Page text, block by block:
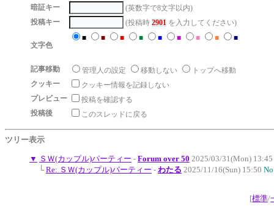
暗証キー
(英数字で8文字以内)
投稿キー
(投稿時 2901 を入力してください)
文字色
■ ■ ■ ■ ■ ■ ■ ■ ■
記事移動 管理人の設定 移動しない
トップへ移動
クッキー
クッキー情報を記録しない
プレビュー
投稿を確認する
投稿後
このスレッドに戻る
ツリー表示
▼ ＳＷ(カップル)パーティー - Forum over 50 2025/03/31(Mon) 13:45
└Re: ＳＷ(カップル)パーティー - わたる 2025/11/16(Sun) 15:50
[標準/